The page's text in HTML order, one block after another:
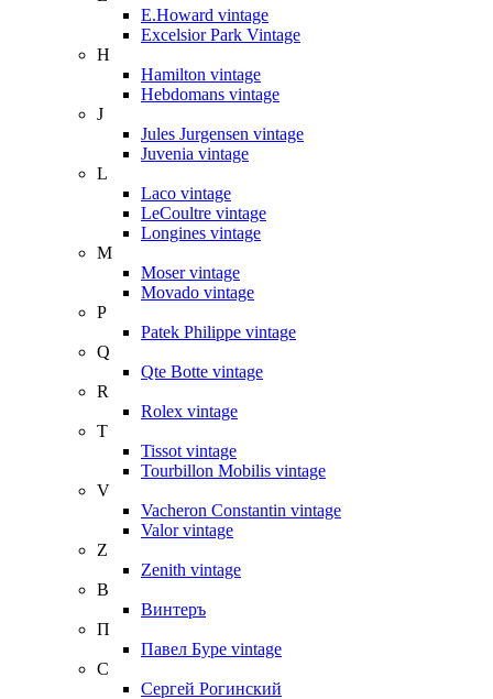
E.Howard vintage
Excelsior Park Vintage
H
Hamilton vintage
Hebdomans vintage
J
Jules Jurgensen vintage
Juvenia vintage
L
Laco vintage
LeCoultre vintage
Longines vintage
M
Moser vintage
Movado vintage
P
Patek Philippe vintage
Q
Qte Botte vintage
R
Rolex vintage
T
Tissot vintage
Tourbillon Mobilis vintage
V
Vacheron Constantin vintage
Valor vintage
Z
Zenith vintage
В
Винтеръ
П
Павел Буре vintage
С
Сергей Рогинский